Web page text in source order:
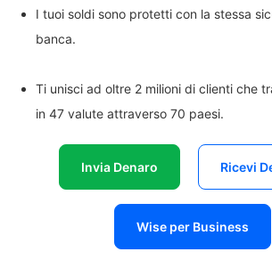
I tuoi soldi sono protetti con la stessa
banca.
Ti unisci ad oltre 2 milioni di clienti che
in 47 valute attraverso 70 paesi.
Invia Denaro Ricevi
Wise per Business